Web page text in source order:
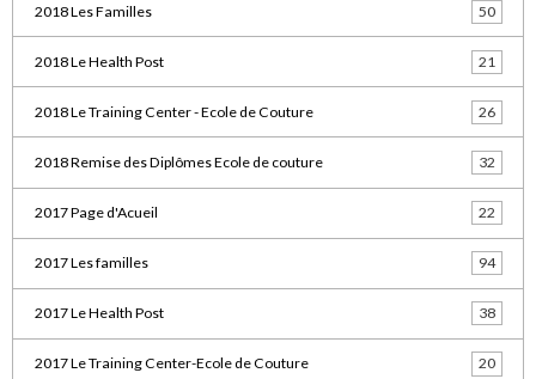
2018 Les Familles 50
2018 Le Health Post 21
2018 Le Training Center - Ecole de Couture 26
2018 Remise des Diplômes Ecole de couture 32
2017 Page d'Acueil 22
2017 Les familles 94
2017 Le Health Post 38
2017 Le Training Center-Ecole de Couture 20